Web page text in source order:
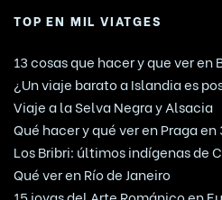
TOP EN MIL VIATGES
13 cosas que hacer y que ver en
¿Un viaje barato a Islandia es
Viaje a la Selva Negra y Alsacia
Qué hacer y qué ver en Praga en
Los Bribri: últimos indígenas de
Qué ver en Río de Janeiro